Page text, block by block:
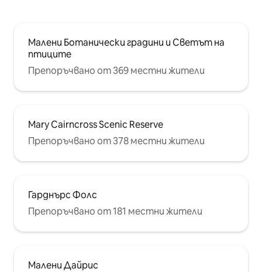
Малени Ботанически градини и Светът на
птиците
Препоръчвано от 369 местни жители
Mary Cairncross Scenic Reserve
Препоръчвано от 378 местни жители
Гарднърс Фолс
Препоръчвано от 181 местни жители
Малени Дайрис